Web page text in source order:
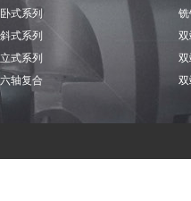
卧式系列
斜式系列
立式系列
六轴复合